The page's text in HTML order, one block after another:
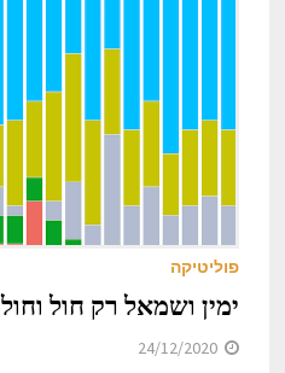
פוליטיקה
ימין ושמאל רק חול וחול
24/12/2020